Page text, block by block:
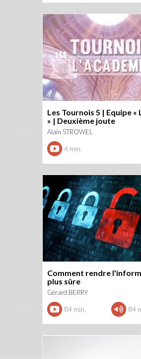
Les Tournois 5 | Equipe
» | Deuxième joute
Alain STROWEL
6 min.
Comment rendre
plus sûre
Gérard BERRY
84 min. 84